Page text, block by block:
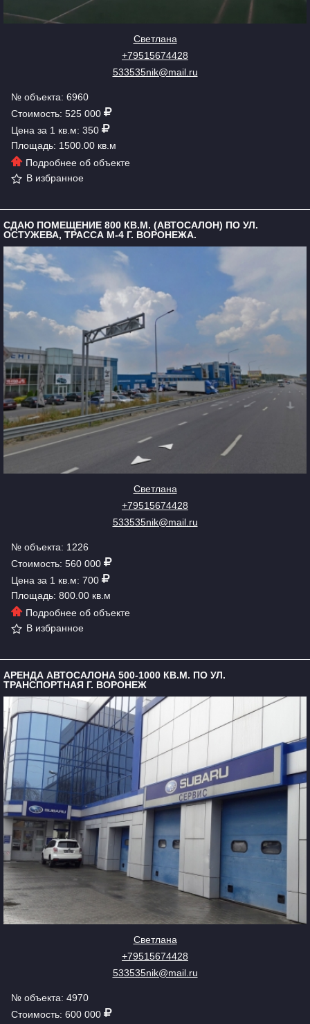
Светлана
+79515674428
533535nik@mail.ru
№ объекта: 6960
Стоимость: 525 000
Цена за 1 кв.м: 350
Площадь: 1500.00 кв.м
Подробнее об объекте
В избранное
СДАЮ ПОМЕЩЕНИЕ 800 КВ.М. (АВТОСАЛОН) ПО УЛ.
ОСТУЖЕВА, ТРАССА М-4 Г. ВОРОНЕЖА.
Светлана
+79515674428
533535nik@mail.ru
№ объекта: 1226
Стоимость: 560 000
Цена за 1 кв.м: 700
Площадь: 800.00 кв.м
Подробнее об объекте
В избранное
АРЕНДА АВТОСАЛОНА 500-1000 КВ.М. ПО УЛ.
ТРАНСПОРТНАЯ Г. ВОРОНЕЖ
Светлана
+79515674428
533535nik@mail.ru
№ объекта: 4970
Стоимость: 600 000